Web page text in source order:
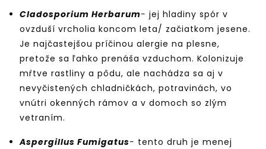
Cladosporium Herbarum- jej hladiny spór v
ovzduší vrcholia koncom leta/ začiatkom jesene.
Je najčastejšou príčinou alergie na plesne,
pretože sa ľahko prenáša vzduchom. Kolonizuje
mŕtve rastliny a pôdu, ale nachádza sa aj v
nevyčistených chladničkách, potravinách, vo
vnútri okenných rámov a v domoch so zlým
vetraním.
Aspergillus Fumigatus- tento druh je menej